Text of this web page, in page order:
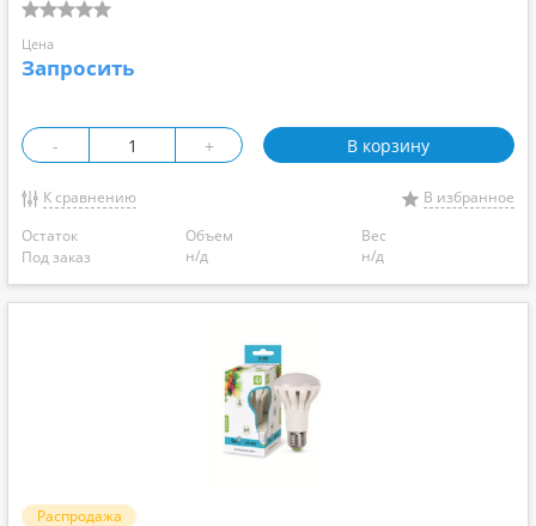
Цена
Запросить
- + В корзину
К сравнению
В избранное
Остаток
Под заказ
Объем
н/д
Вес
н/д
Распродажа